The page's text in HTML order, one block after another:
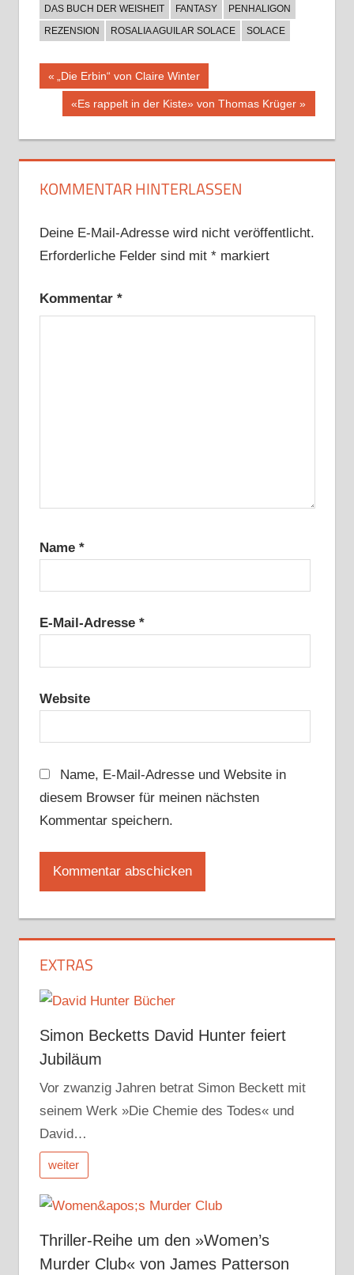
DAS BUCH DER WEISHEIT FANTASY
PENHALIGON
REZENSION
ROSALIA AGUILAR SOLACE SOLACE
Beitragsnavigation
Vorheriger
Beitrag:
„Die Erbin“ von Claire Winter
Nächster
«Es rappelt in der Kiste» von Thomas Krüger
KOMMENTAR HINTERLASSEN
Deine E-Mail-Adresse wird nicht veröffentlicht.
Erforderliche Felder sind mit *markiert
Kommentar *
Name *
E-Mail-Adresse *
Website
Name, E-Mail-Adresse und Website in
diesem Browser für meinen nächsten
Kommentar speichern.
EXTRAS
Simon Becketts David Hunter feiert
Jubiläum
Vor zwanzig Jahren betrat Simon Beckett mit
seinem Werk »Die Chemie des Todes« und
David…
weiter
Thriller-Reihe um den »Women’s
Murder Club« von James Patterson